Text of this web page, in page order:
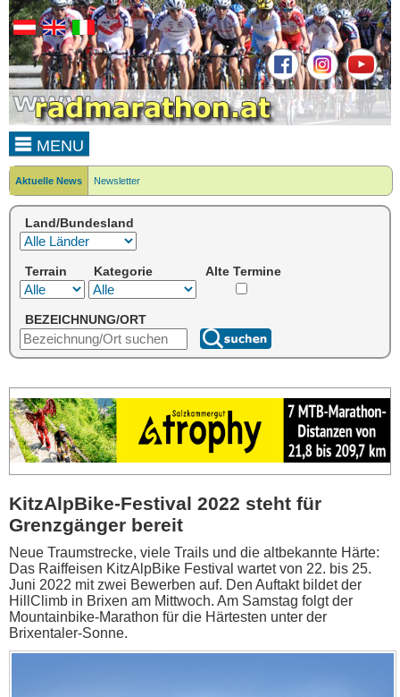
MENU
Aktuelle News Newsletter
Land/Bundesland
Terrain Kategorie Alte Termine
BEZEICHNUNG/ORT
KitzAlpBike-Festival 2022 steht für
Grenzgänger bereit
Neue Traumstrecke, viele Trails und die altbekannte Härte:
Das Raiffeisen KitzAlpBike Festival wartet von 22. bis 25.
Juni 2022 mit zwei Bewerben auf. Den Auftakt bildet der
HillClimb in Brixen am Mittwoch. Am Samstag folgt der
Mountainbike-Marathon für die Härtesten unter der
Brixentaler-Sonne.